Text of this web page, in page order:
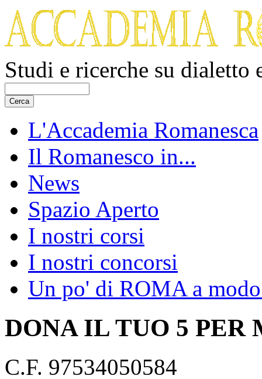
Studi e ricerche su
L'Accademia Romanesca
Il Romanesco in...
News
Spazio Aperto
I nostri corsi
I nostri concorsi
Un po' di ROMA a
DONA IL TUO 5 PER
C.F. 97534050584